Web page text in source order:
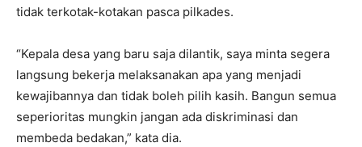
tidak terkotak-kotakan pasca pilkades.
“Kepala desa yang baru saja dilantik, saya minta segera
langsung bekerja melaksanakan apa yang menjadi
kewajibannya dan tidak boleh pilih kasih. Bangun semua
seperioritas mungkin jangan ada diskriminasi dan
membeda bedakan,” kata dia.